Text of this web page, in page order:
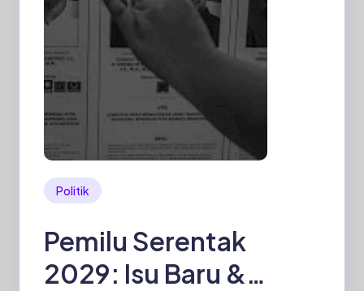
Politik
Pemilu Serentak
2029: Isu Baru &